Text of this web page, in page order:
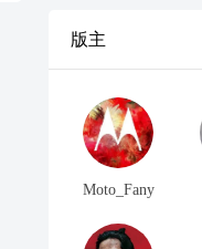
版主
Moto_Fany